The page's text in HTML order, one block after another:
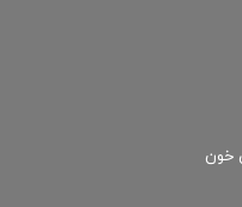
خون